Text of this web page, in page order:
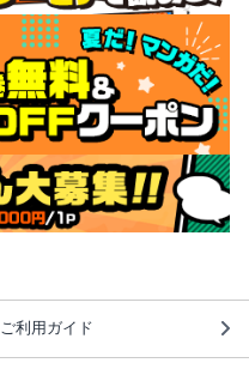
ご利用ガイド